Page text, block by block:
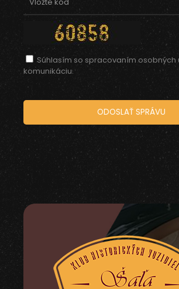
Súhlasím so spracovaním osobných
komunikáciu.